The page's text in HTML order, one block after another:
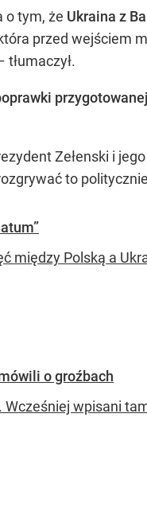
o tym, że Ukraina z
przed wejściem
Zełenski i
to
między Polską a
o groźbach
wpisani